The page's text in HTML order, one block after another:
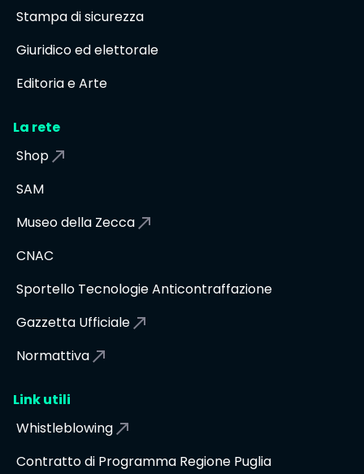
Stampa di sicurezza
Giuridico ed elettorale
Editoria e Arte
La rete
Shop
SAM
Museo della Zecca
CNAC
Sportello Tecnologie Anticontraffazione
Gazzetta Ufficiale
Normattiva
Link utili
Whistleblowing
Contratto di Programma Regione Puglia